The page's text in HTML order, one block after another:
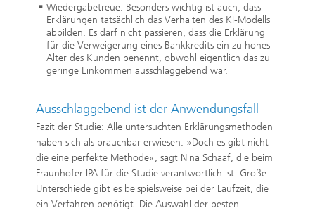
Wiedergabetreue: Besonders wichtig ist auch, dass
Erklärungen tatsächlich das Verhalten des KI-Modells
abbilden. Es darf nicht passieren, dass die Erklärung
für die Verweigerung eines Bankkredits ein zu hohes
Alter des Kunden benennt, obwohl eigentlich das zu
geringe Einkommen ausschlaggebend war.
Ausschlaggebend ist der Anwendungsfall
Fazit der Studie: Alle untersuchten Erklärungsmethoden
haben sich als brauchbar erwiesen. »Doch es gibt nicht
die eine perfekte Methode«, sagt Nina Schaaf, die beim
Fraunhofer IPA für die Studie verantwortlich ist. Große
Unterschiede gibt es beispielsweise bei der Laufzeit, die
ein Verfahren benötigt. Die Auswahl der besten